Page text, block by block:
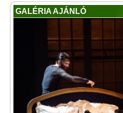
GALÉRIA AJÁNLÓ